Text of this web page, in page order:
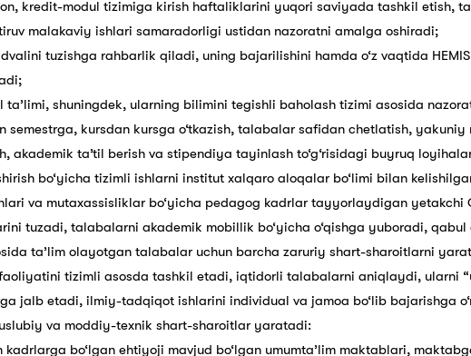
kredit-modul tizimiga kirish haftaliklarini yuqori saviyada tashkil etish,
malakaviy ishlari samaradorligi ustidan nazoratni amalga oshiradi;
tuzishga rahbarlik qiladi, uning bajarilishini hamda o‘z vaqtida
shuningdek, ularning bilimini tegishli baholash tizimi asosida
semestrga, kursdan kursga o‘tkazish, talabalar safidan chetlatish,
akademik ta’til berish va stipendiya tayinlash to‘g‘risidagi buyruq
bo‘yicha tizimli ishlarni institut xalqaro aloqalar bo‘limi bilan
va mutaxassisliklar bo‘yicha pedagog kadrlar tayyorlaydigan
tuzadi, talabalarni akademik mobillik bo‘yicha o‘qishga yuboradi,
ta’lim olayotgan talabalar uchun barcha zaruriy shart-sharoitlarni
tizimli asosda tashkil etadi, iqtidorli talabalarni aniqlaydi, ularni
jalb etadi, ilmiy-tadqiqot ishlarini individual va jamoa bo‘lib bajarishga
va moddiy-texnik shart-sharoitlar yaratadi:
bo‘lgan ehtiyoji mavjud bo‘lgan umumta’lim maktablari,